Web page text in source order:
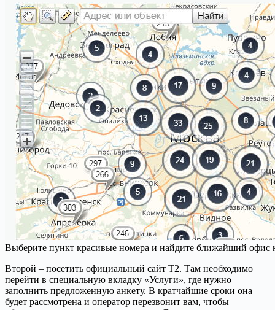
Выберите пункт красивые номера и найдите ближайший офис
Второй – посетить официальный сайт Т2. Там необходимо
перейти в специальную вкладку «Услуги», где нужно
заполнить предложенную анкету. В кратчайшие сроки она
будет рассмотрена и оператор перезвонит вам, чтобы